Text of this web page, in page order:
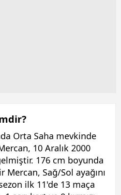
Orta Saha mevkinde
10 Aralık 2000
176 cm boyunda
Sağ/Sol ayağını
ilk 11'de 13 maça